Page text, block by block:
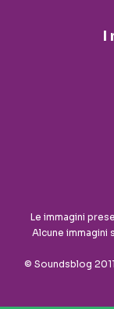
I
Le immagini
Alcune immagini
© Soundsblog